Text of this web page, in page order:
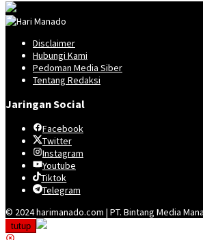
Disclaimer
Hubungi Kami
Pedoman Media Siber
Tentang Redaksi
Jaringan Social
Facebook
Twitter
Instagram
Youtube
Tiktok
Telegram
© 2024 harimanado.com | PT. Bintang Media
tutup